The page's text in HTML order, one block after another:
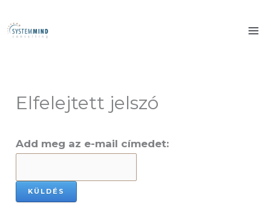
to
Elfelejtett jelszó
Add meg az e-mail címedet: